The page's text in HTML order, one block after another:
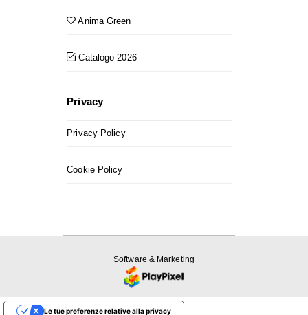
Anima Green
Catalogo 2026
Privacy
Privacy Policy
Cookie Policy
Software & Marketing
Le tue preferenze relative alla privacy